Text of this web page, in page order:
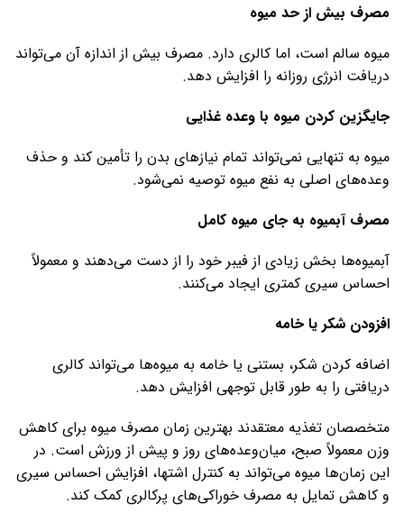
مصرف بیش از حد میوه
میوه سالم است، اما کالری دارد. مصرف بیش از اندازه آن می‌تواند
دریافت انرژی روزانه را افزایش دهد.
جایگزین کردن میوه با وعده غذایی
میوه به تنهایی نمی‌تواند تمام نیازهای بدن را تأمین کند و حذف
وعده‌های اصلی به نفع میوه توصیه نمی‌شود.
مصرف آبمیوه به جای میوه کامل
آبمیوه‌ها بخش زیادی از فیبر خود را از دست می‌دهند و معمولاً
احساس سیری کمتری ایجاد می‌کنند.
افزودن شکر یا خامه
اضافه کردن شکر، بستنی یا خامه به میوه‌ها می‌تواند کالری
دریافتی را به طور قابل توجهی افزایش دهد.
متخصصان تغذیه معتقدند بهترین زمان مصرف میوه برای کاهش
وزن معمولاً صبح، میان‌وعده‌های روز و پیش از ورزش است. در
این زمان‌ها میوه می‌تواند به کنترل اشتها، افزایش احساس سیری
و کاهش تمایل به مصرف خوراکی‌های پرکالری کمک کند.